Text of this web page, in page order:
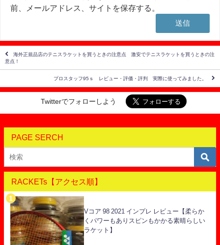
前、メールアドレス、サイトを保存する。
海外正規品店のテニスラケットを買うときの注意点 激安でテニスラケットを買うときの注
意点！
プロスタッフ95ｓ レビュー・評価・評判 実際に使ってみました。
Twitterでフォローしよう
PAGE SERCH
RACKETs【アクセス順】
Vコア 98 2021 インプレ レビュー【柔らか
くパワーもありスピンもかかる素晴らしい
ラケット】